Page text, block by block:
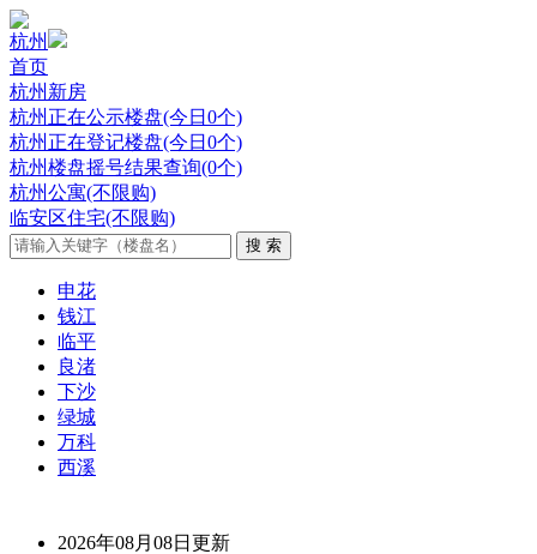
杭州
首页
杭州新房
杭州正在公示楼盘(今日0个)
杭州正在登记楼盘(今日0个)
杭州楼盘摇号结果查询(0个)
杭州公寓(不限购)
临安区住宅(不限购)
申花
钱江
临平
良渚
下沙
绿城
万科
西溪
2026年08月08日更新